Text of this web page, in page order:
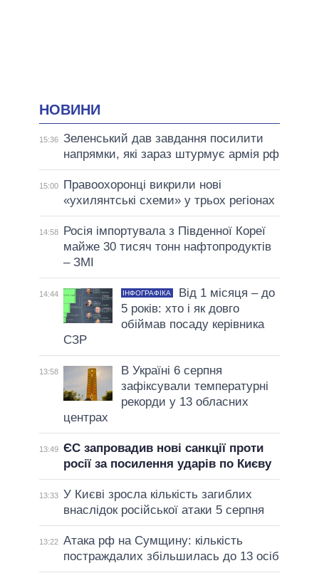
НОВИНИ
15:36 Зеленський дав завдання посилити
напрямки, які зараз штурмує армія рф
15:00
Правоохоронці викрили нові
«ухилянтські схеми» у трьох регіонах
14:58
Росія імпортувала з Південної Кореї
майже 30 тисяч тонн нафтопродуктів
– ЗМІ
14:44 ІНФОГРАФІКА
Від 1 місяця – до
5 років: хто і як довго
обіймав посаду керівника
СЗР
13:58
В Україні 6 серпня
зафіксували температурні
рекорди у 13 обласних
центрах
13:49 ЄС запровадив нові санкції проти
росії за посилення ударів по Києву
13:33 У Києві зросла кількість загиблих
внаслідок російської атаки 5 серпня
13:22 Атака рф на Сумщину: кількість
постраждалих збільшилась до 13 осіб